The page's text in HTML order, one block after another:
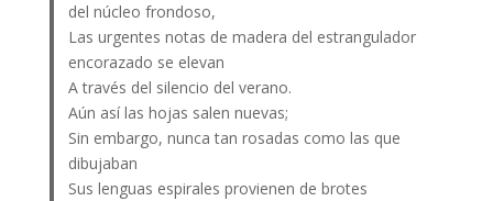
del núcleo frondoso,
Las urgentes notas de madera del estrangulador
encorazado se elevan
A través del silencio del verano.
Aún así las hojas salen nuevas;
Sin embargo, nunca tan rosadas como las que
dibujaban
Sus lenguas espirales provienen de brotes